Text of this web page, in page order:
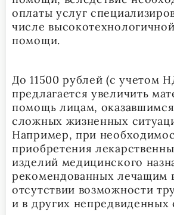
оплаты услуг
числе
помощи.
До 11500 рублей (с учетом
предлагается увеличить
помощь лицам,
сложных жизненных
Например, при
приобретения
изделий медицинского
рекомендованных лечащим
отсутствии возможности
и в других непредвиденных